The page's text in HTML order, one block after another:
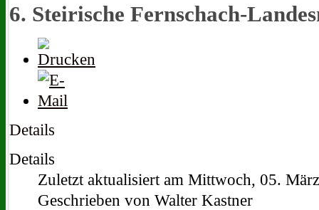
6. Steirische Fernschach-
Details
Details
Zuletzt aktualisiert am Mittwoch, 05.
Geschrieben von Walter Kastner